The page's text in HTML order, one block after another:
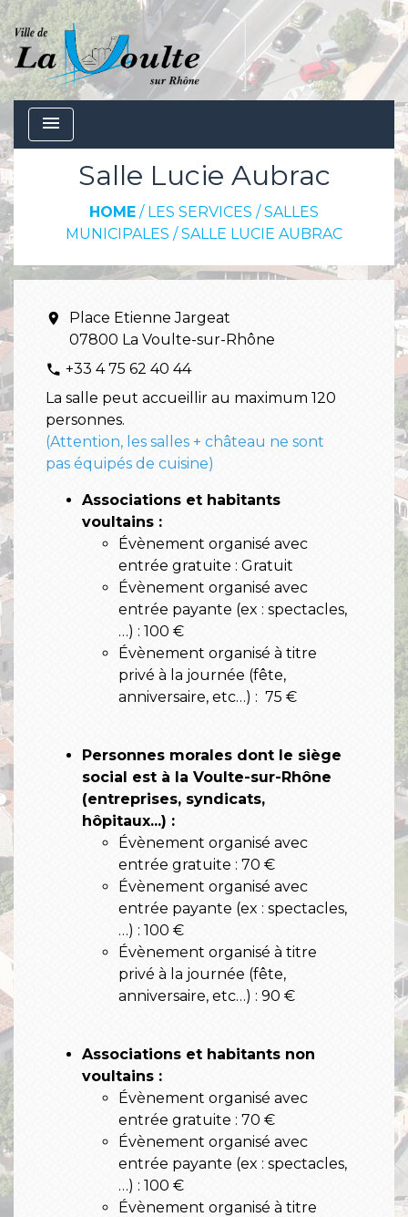
menu
Salle Lucie Aubrac
HOME / LES SERVICES /SALLES
MUNICIPALES /SALLE LUCIE AUBRAC
location_on
Place Etienne Jargeat
07800 La Voulte-sur-Rhône
phone +33 4 75 62 40 44
La salle peut accueillir au maximum 120
personnes.
(Attention, les salles + château ne sont
pas équipés de cuisine)
Associations et habitants
voultains :
Évènement organisé avec
entrée gratuite : Gratuit
Évènement organisé avec
entrée payante (ex : spectacles,
…) : 100 €
Évènement organisé à titre
privé à la journée (fête,
anniversaire, etc…) : 75 €
Personnes morales dont le siège
social est à la Voulte-sur-Rhône
(entreprises, syndicats,
hôpitaux...) :
Évènement organisé avec
entrée gratuite : 70 €
Évènement organisé avec
entrée payante (ex : spectacles,
…) : 100 €
Évènement organisé à titre
privé à la journée (fête,
anniversaire, etc…) : 90 €
Associations et habitants non
voultains :
Évènement organisé avec
entrée gratuite : 70 €
Évènement organisé avec
entrée payante (ex : spectacles,
…) : 100 €
Évènement organisé à titre